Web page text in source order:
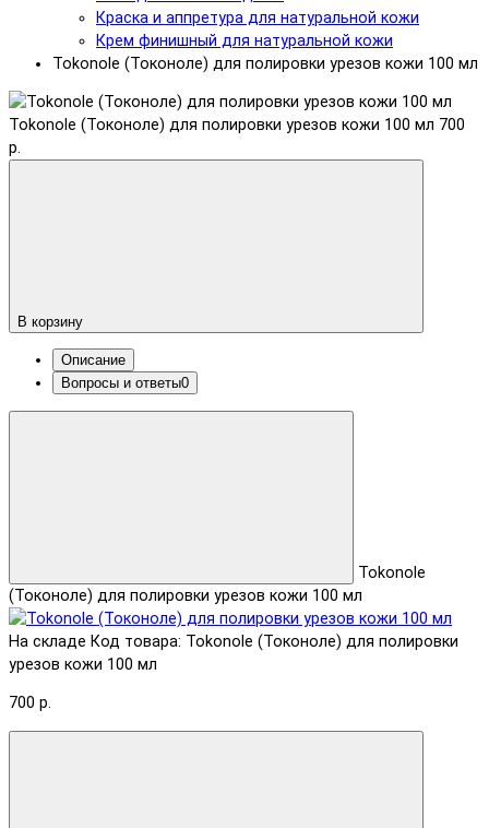
Краска и аппретура для натуральной кожи
Крем финишный для натуральной кожи
Tokonole (Токоноле) для полировки урезов кожи 100 мл
Tokonole (Токоноле) для полировки урезов кожи 100 мл 700
р.
В корзину
Описание
Вопросы и ответы0
Tokonole
(Токоноле) для полировки урезов кожи 100 мл
На складе Код товара: Tokonole (Токоноле) для полировки
урезов кожи 100 мл
700 р.